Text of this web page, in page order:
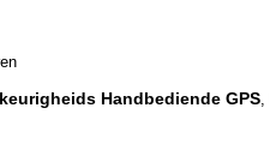
Handbediende GPS,